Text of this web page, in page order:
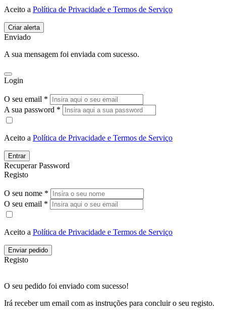
Aceito a Política de Privacidade e Termos de Serviço
Enviado
A sua mensagem foi enviada com sucesso.
Login
O seu email *
A sua password *
Aceito a Política de Privacidade e Termos de Serviço
Entrar
Recuperar Password
Registo
O seu nome *
O seu email *
Aceito a Política de Privacidade e Termos de Serviço
Enviar pedido
Registo
O seu pedido foi enviado com sucesso!
Irá receber um email com as instruções para concluir o seu registo.